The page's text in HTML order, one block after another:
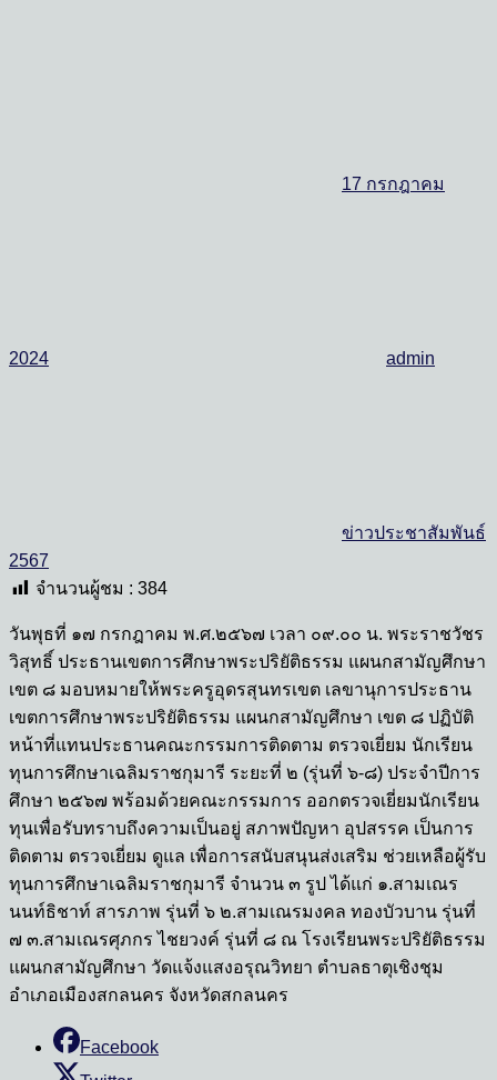
17 กรกฎาคม
2024 admin
ข่าวประชาสัมพันธ์
2567
จำนวนผู้ชม : 384
วันพุธที่ ๑๗ กรกฎาคม พ.ศ.๒๕๖๗ เวลา ๐๙.๐๐ น. พระราชวัชร
วิสุทธิ์ ประธานเขตการศึกษาพระปริยัติธรรม แผนกสามัญศึกษา
เขต ๘ มอบหมายให้พระครูอุดรสุนทรเขต เลขานุการประธาน
เขตการศึกษาพระปริยัติธรรม แผนกสามัญศึกษา เขต ๘ ปฏิบัติ
หน้าที่แทนประธานคณะกรรมการติดตาม ตรวจเยี่ยม นักเรียน
ทุนการศึกษาเฉลิมราชกุมารี ระยะที่ ๒ (รุ่นที่ ๖-๘) ประจำปีการ
ศึกษา ๒๕๖๗ พร้อมด้วยคณะกรรมการ ออกตรวจเยี่ยมนักเรียน
ทุนเพื่อรับทราบถึงความเป็นอยู่ สภาพปัญหา อุปสรรค เป็นการ
ติดตาม ตรวจเยี่ยม ดูแล เพื่อการสนับสนุนส่งเสริม ช่วยเหลือผู้รับ
ทุนการศึกษาเฉลิมราชกุมารี จำนวน ๓ รูป ได้แก่ ๑.สามเณร
นนท์ธิชาท์ สารภาพ รุ่นที่ ๖ ๒.สามเณรมงคล ทองบัวบาน รุ่นที่
๗ ๓.สามเณรศุภกร ไชยวงค์ รุ่นที่ ๘ ณ โรงเรียนพระปริยัติธรรม
แผนกสามัญศึกษา วัดแจ้งแสงอรุณวิทยา ตำบลธาตุเชิงชุม
อำเภอเมืองสกลนคร จังหวัดสกลนคร
Facebook